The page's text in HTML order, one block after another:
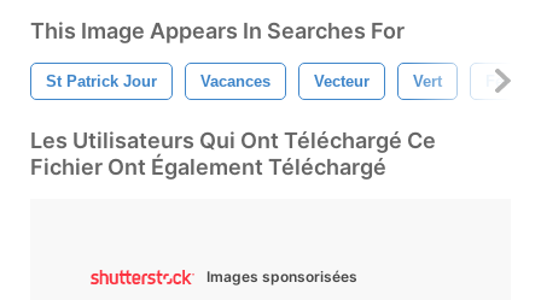
This Image Appears In Searches For
St Patrick Jour Vacances Vecteur Vert Feuille
Les Utilisateurs Qui Ont Téléchargé Ce
Fichier Ont Également Téléchargé
Images sponsorisées